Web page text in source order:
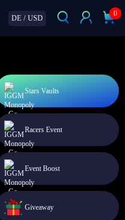
DE / USD
0
Stars Vaults
Racers Event
Event Boost
Giveaway